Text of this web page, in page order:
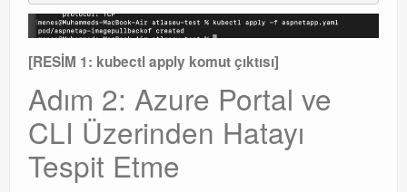
[RESİM 1: kubectl apply komut çıktısı]
Adım 2: Azure Portal ve
CLI Üzerinden Hatayı
Tespit Etme